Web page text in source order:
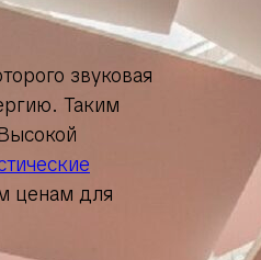
звуковая
Таким
ценам для